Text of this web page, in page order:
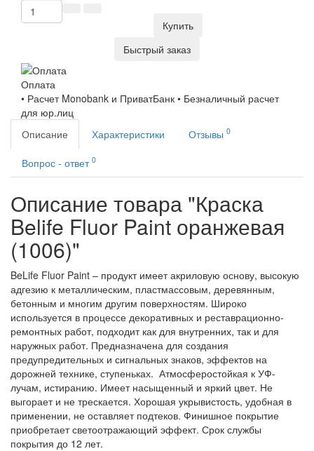
Купить
Быстрый заказ
Оплата
• Расчет Monobank и ПриватБанк • Безналичный расчет
для юр.лиц
Описание
Характеристики Отзывы 0
Вопрос - ответ 0
Описание товара "Краска
Belife Fluor Paint оранжевая
(1006)"
BeLife Fluor Paint – продукт имеет акриловую основу, высокую
адгезию к металлическим, пластмассовым, деревянным,
бетонным и многим другим поверхностям. Широко
используется в процессе декоративных и реставрационно-
ремонтных работ, подходит как для внутренних, так и для
наружных работ. Предназначена для создания
предупредительных и сигнальных знаков, эффектов на
дорожней технике, ступеньках. Атмосферостойкая к УФ-
лучам, истиранию. Имеет насыщенный и яркий цвет. Не
выгорает и не трескается. Хорошая укрывистость, удобная в
применении, не оставляет подтеков. Финишное покрытие
приобретает светоотражающий эффект. Срок службы
покрытия до 12 лет.